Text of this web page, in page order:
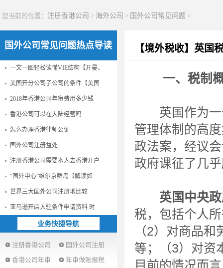
您当前的位置： 注册香港公司 > 海外公司 > 国外公司常见问题 >
国外公司常见问题热点导读
一文一图轻松读懂VIE结构【开曼、
美国开分公司子公司的条件【美国
2018年香港公司年审费用多少钱
香港公司可以在大陆经营吗
怎么办理香港律师公证
国外公司注册益处
注册香港公司需要本人去香港开户
“国外中心”维尔京群岛【解读如
世界三大国外公司注册地比较
亚马逊开店入驻条件申请资料 时
业务快捷导航
注册香港公司
国外公司注册
香港公司年审
年审做账报税
【境外税收】英国
一、税制
英国作为一
管理体制的高
政法案，经议
政府课征了几
英国中央
税，包括个人
（2）对商品
等；（3）对资
目前的情况而